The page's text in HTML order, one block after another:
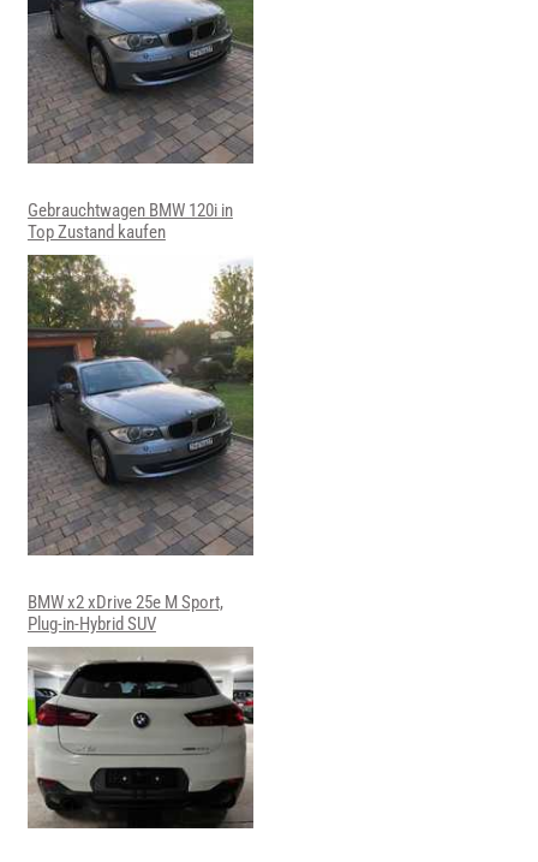
Gebrauchtwagen BMW 120i in
Top Zustand kaufen
BMW x2 xDrive 25e M Sport,
Plug-in-Hybrid SUV